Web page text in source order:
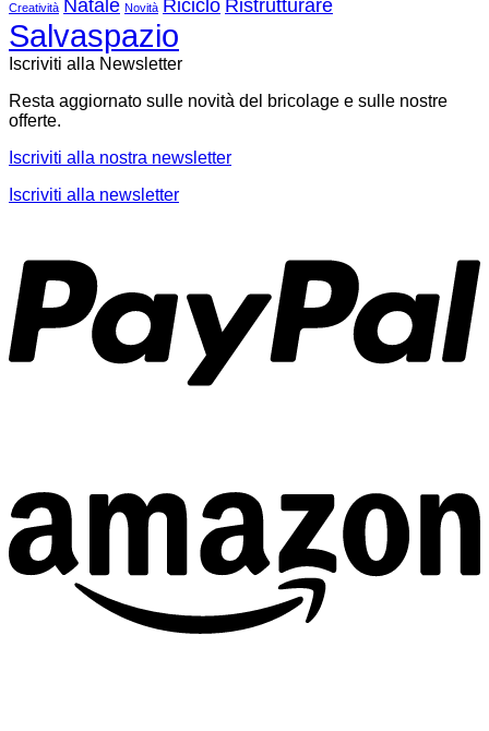
Creatività Natale Novità Riciclo Ristrutturare
Salvaspazio
Iscriviti alla Newsletter
Resta aggiornato sulle novità del bricolage e sulle nostre
offerte.
Iscriviti alla nostra newsletter
Iscriviti alla newsletter